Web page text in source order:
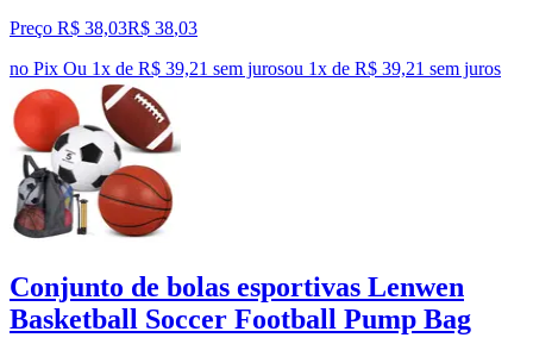
Preço R$ 38,03R$ 38,03
no Pix Ou 1x de R$ 39,21 sem jurosou 1x de R$ 39,21 sem juros
Conjunto de bolas esportivas Lenwen
Basketball Soccer Football Pump Bag